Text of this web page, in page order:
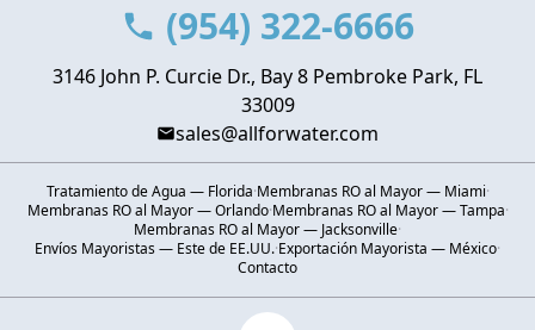
(954) 322-6666
3146 John P. Curcie Dr., Bay 8 Pembroke Park, FL
33009
sales@allforwater.com
Tratamiento de Agua — Florida·Membranas RO al Mayor — Miami·
Membranas RO al Mayor — Orlando·Membranas RO al Mayor — Tampa·
Membranas RO al Mayor — Jacksonville·
Envíos Mayoristas — Este de EE.UU.·Exportación Mayorista — México·
Contacto